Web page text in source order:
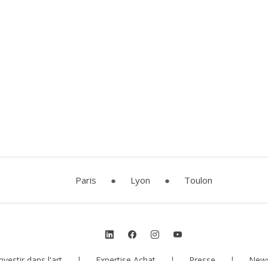
Paris ● Lyon ● Toulon
dans l'art | Expertise Achat | Presse |